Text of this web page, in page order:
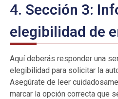
4. Sección 3:
elegibilidad de
Aquí deberás responder una
elegibilidad para solicitar la
Asegúrate de leer
marcar la opción correcta que